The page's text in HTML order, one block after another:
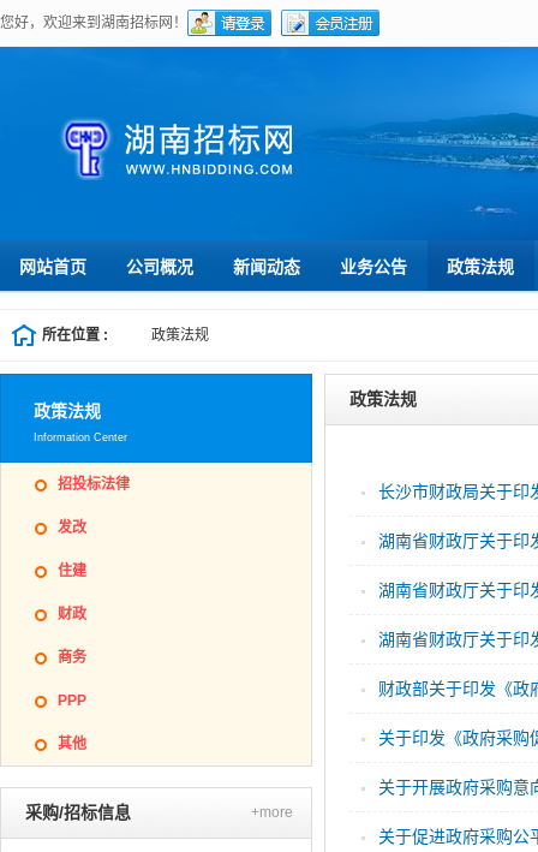
您好，欢迎来到湖南招标网！
网站首页 公司概况 新闻动态 业务公告 政策法规
所在位置 : 政策法规
政策法规
长沙市财政局关于印
湖南省财政厅关于印
湖南省财政厅关于印
湖南省财政厅关于印
财政部关于印发《政
关于印发《政府采购
关于开展政府采购意
关于促进政府采购公
政策法规
Information Center
招投标法律
发改
住建
财政
商务
PPP
其他
采购/招标信息 +more